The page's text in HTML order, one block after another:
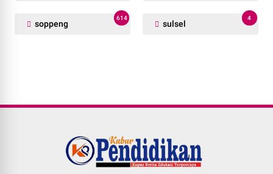
soppeng
614
sulsel
4